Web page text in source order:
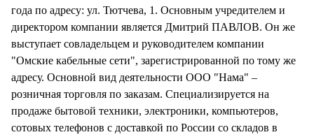
года по адресу: ул. Тютчева, 1. Основным учредителем и
директором компании является Дмитрий ПАВЛОВ. Он же
выступает совладельцем и руководителем компании
"Омские кабельные сети", зарегистрированной по тому же
адресу. Основной вид деятельности ООО "Нама" –
розничная торговля по заказам. Специализируется на
продаже бытовой техники, электроники, компьютеров,
сотовых телефонов с доставкой по России со складов в